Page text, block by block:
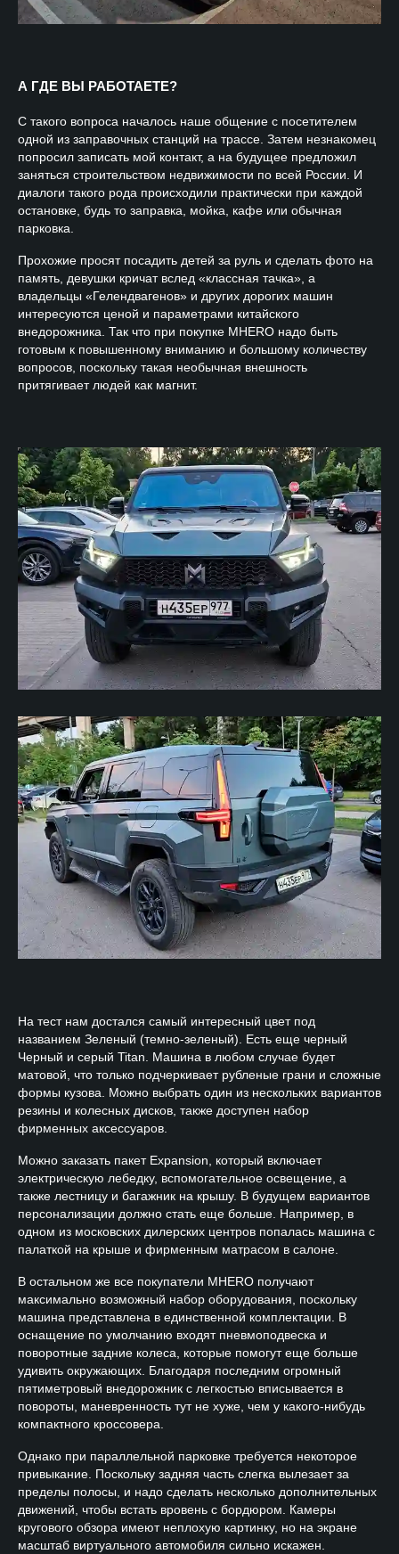
А ГДЕ ВЫ РАБОТАЕТЕ?
С такого вопроса началось наше общение с посетителем
одной из заправочных станций на трассе. Затем незнакомец
попросил записать мой контакт, а на будущее предложил
заняться строительством недвижимости по всей России. И
диалоги такого рода происходили практически при каждой
остановке, будь то заправка, мойка, кафе или обычная
парковка.
Прохожие просят посадить детей за руль и сделать фото на
память, девушки кричат вслед «классная тачка», а
владельцы «Гелендвагенов» и других дорогих машин
интересуются ценой и параметрами китайского
внедорожника. Так что при покупке MHERO надо быть
готовым к повышенному вниманию и большому количеству
вопросов, поскольку такая необычная внешность
притягивает людей как магнит.
На тест нам достался самый интересный цвет под
названием Зеленый (темно-зеленый). Есть еще черный
Черный и серый Titan. Машина в любом случае будет
матовой, что только подчеркивает рубленые грани и сложные
формы кузова. Можно выбрать один из нескольких вариантов
резины и колесных дисков, также доступен набор
фирменных аксессуаров.
Можно заказать пакет Expansion, который включает
электрическую лебедку, вспомогательное освещение, а
также лестницу и багажник на крышу. В будущем вариантов
персонализации должно стать еще больше. Например, в
одном из московских дилерских центров попалась машина с
палаткой на крыше и фирменным матрасом в салоне.
В остальном же все покупатели MHERO получают
максимально возможный набор оборудования, поскольку
машина представлена в единственной комплектации. В
оснащение по умолчанию входят пневмоподвеска и
поворотные задние колеса, которые помогут еще больше
удивить окружающих. Благодаря последним огромный
пятиметровый внедорожник с легкостью вписывается в
повороты, маневренность тут не хуже, чем у какого-нибудь
компактного кроссовера.
Однако при параллельной парковке требуется некоторое
привыкание. Поскольку задняя часть слегка вылезает за
пределы полосы, и надо сделать несколько дополнительных
движений, чтобы встать вровень с бордюром. Камеры
кругового обзора имеют неплохую картинку, но на экране
масштаб виртуального автомобиля сильно искажен.